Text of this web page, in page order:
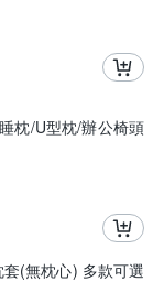
枕/U型枕/辦公椅頭
套(無枕心) 多款可選